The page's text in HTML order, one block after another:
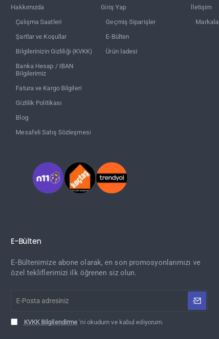
Hakkımızda
Çalışma Saatleri
Şartlar ve Koşullar
Bilgilerinizin Gizliliği (KVKK)
Banka Hesap / IBAN
Bilgilerimiz
Fatura ve Kargo Bilgileri
Gizlilik Politikası
Blog
Mesafeli Satış Sözleşmesi
Giriş Yap
Geçmiş Siparişler
E-Bülten
Ürün İadesi
İletişim
E-Bülten
E-Bültenimize abone olarak, en son promosyonlarımızı ve
özel tekliflerimizi ilk öğrenen siz olun.
Posta
KVKK Bilgilendirme 'ni okudum ve kabul ediyorum.